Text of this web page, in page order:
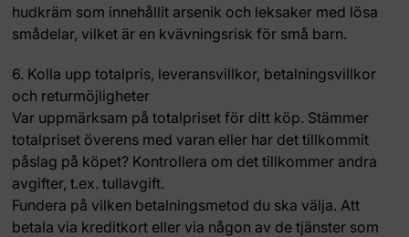
hudkräm som innehållit arsenik och leksaker med lösa
smådelar, vilket är en kvävningsrisk för små barn.
6. Kolla upp totalpris, leveransvillkor, betalningsvillkor
och returmöjligheter
Var uppmärksam på totalpriset för ditt köp. Stämmer
totalpriset överens med varan eller har det tillkommit
påslag på köpet? Kontrollera om det tillkommer andra
avgifter, t.ex. tullavgift.
Fundera på vilken betalningsmetod du ska välja. Att
betala via kreditkort eller via någon av de tjänster som